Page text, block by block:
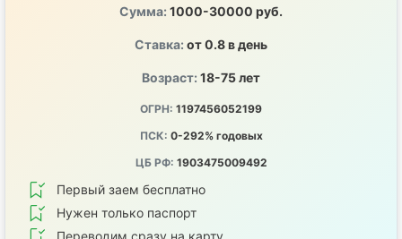
Сумма: 1000-30000 руб.
Ставка: от 0.8 в день
Возраст: 18-75 лет
ОГРН: 1197456052199
ПСК: 0-292% годовых
ЦБ РФ: 1903475009492
Первый заем бесплатно
Нужен только паспорт
Переводим сразу на карту